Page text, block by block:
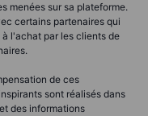
menées sur sa plateforme.
certains partenaires qui
l'achat par les clients de
de ces
sont réalisés dans
des informations